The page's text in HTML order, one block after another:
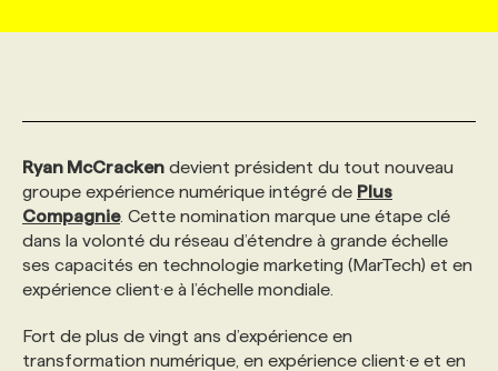
PRIX ET DISTINCTIONS
GEO/SEO
ÉVÉNEMENTIEL
NOS AUTEUR‧RICES
FAQ
ANNONCEZ AVEC NOUS
FORMATIONS PERSONNALISÉES
NOS FORMATEUR‧RICES
POURQUOI CHOISIR NOS FORMATIONS
NOS TARIFS
NOS EXPERTISES
FAQ
Ryan McCracken devient président du tout nouveau
groupe expérience numérique intégré de Plus
Compagnie. Cette nomination marque une étape clé
dans la volonté du réseau d’étendre à grande échelle
ses capacités en technologie marketing (MarTech) et en
expérience client·e à l’échelle mondiale.
Fort de plus de vingt ans d’expérience en
transformation numérique, en expérience client·e et en